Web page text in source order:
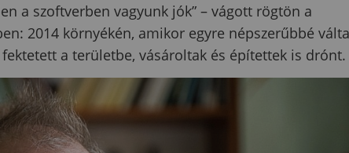
a szoftverben vagyunk jók” – vágott rögtön a
2014 környékén, amikor egyre népszerűbbé
a területbe, vásároltak és építettek is drónt.